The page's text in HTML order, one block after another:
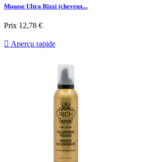
Mousse Ultra Rizzi (cheveux...
Prix 12,78 €
 Aperçu rapide